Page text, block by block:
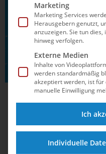
Wasserball-Kapitän
nicht neidisch auf
Als neulich der FC Bayern
Marketing
Marketing Services
Herausgebern genutzt,
anzuzeigen. Sie tun
hinweg verfolgen.
Externe Medien
Inhalte von
werden standardmäßig
akzeptiert werden, ist für
manuelle Einwilligung
Ich
Individuelle